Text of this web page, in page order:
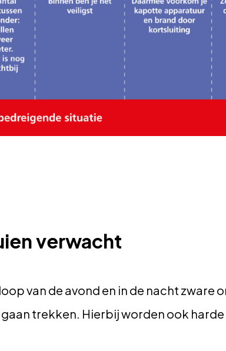
verwacht
van de avond en in de nacht zware
trekken. Hierbij worden ook